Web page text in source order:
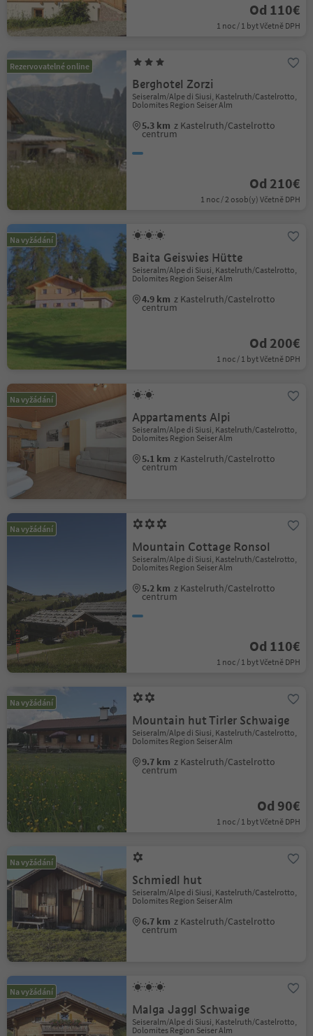
Od 110€
1 noc / 1 byt Včetně DPH
Rezervovatelné online
Berghotel Zorzi
Seiseralm/Alpe di Siusi, Kastelruth/Castelrotto,
Dolomites Region Seiser Alm
5.3 km z Kastelruth/Castelrotto
centrum
Od 210€
1 noc / 2 osob(y) Včetně DPH
Na vyžádání
Baita Geiswies Hütte
Seiseralm/Alpe di Siusi, Kastelruth/Castelrotto,
Dolomites Region Seiser Alm
4.9 km z Kastelruth/Castelrotto
centrum
Od 200€
1 noc / 1 byt Včetně DPH
Na vyžádání
Appartaments Alpi
Seiseralm/Alpe di Siusi, Kastelruth/Castelrotto,
Dolomites Region Seiser Alm
5.1 km z Kastelruth/Castelrotto
centrum
Na vyžádání
Mountain Cottage Ronsol
Seiseralm/Alpe di Siusi, Kastelruth/Castelrotto,
Dolomites Region Seiser Alm
5.2 km z Kastelruth/Castelrotto
centrum
Od 110€
1 noc / 1 byt Včetně DPH
Na vyžádání
Mountain hut Tirler Schwaige
Seiseralm/Alpe di Siusi, Kastelruth/Castelrotto,
Dolomites Region Seiser Alm
9.7 km z Kastelruth/Castelrotto
centrum
Od 90€
1 noc / 1 byt Včetně DPH
Na vyžádání
Schmiedl hut
Seiseralm/Alpe di Siusi, Kastelruth/Castelrotto,
Dolomites Region Seiser Alm
6.7 km z Kastelruth/Castelrotto
centrum
Na vyžádání
Malga Jaggl Schwaige
Seiseralm/Alpe di Siusi, Kastelruth/Castelrotto,
Dolomites Region Seiser Alm